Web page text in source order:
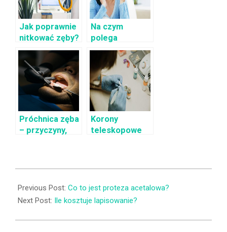
Jak poprawnie
nitkować zęby?
Na czym
polega
higienizacja
zębów?
Próchnica zęba
– przyczyny,
Korony
teleskopowe
02-
04
Previous Post: Co to jest proteza acetalowa?
Next Post:
Ile kosztuje lapisowanie?